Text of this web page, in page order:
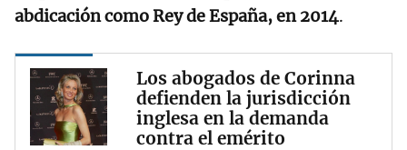
abdicación como Rey de España, en 2014.
Los abogados de Corinna
defienden la jurisdicción
inglesa en la demanda
contra el emérito